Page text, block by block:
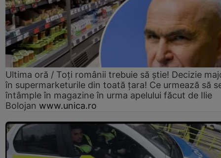
Ultima oră / Toți românii trebuie să știe! Decizie
în supermarketurile din toată țara! Ce urmează să
întâmple în magazine în urma apelului făcut de Ilie
Bolojan www.unica.ro